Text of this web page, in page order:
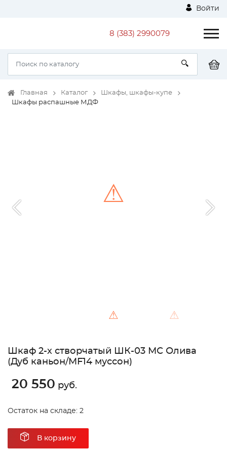
Войти
8 (383) 2990079
Главная Каталог
Шкафы, шкафы-купе
Шкафы распашные МДФ
⚠ ⚠
⚠
Шкаф 2-х створчатый ШК-03 МС Олива
(Дуб каньон/MF14 муссон)
20 550 руб.
Остаток на складе: 2
В корзину